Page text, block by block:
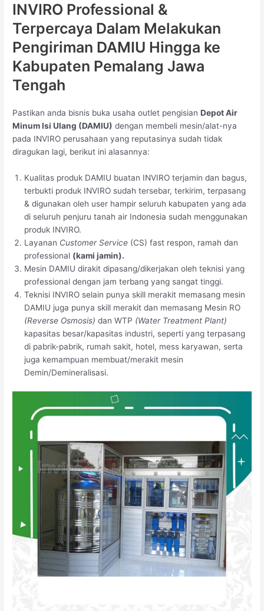
INVIRO Professional &
Terpercaya Dalam Melakukan
Pengiriman DAMIU Hingga ke
Kabupaten Pemalang Jawa
Tengah
Pastikan anda bisnis buka usaha outlet pengisianDepot Air
Minum Isi Ulang (DAMIU) dengan membeli mesin/alat-nya
pada INVIRO perusahaan yang reputasinya sudah tidak
diragukan lagi, berikut ini alasannya:
Kualitas produk DAMIU buatan INVIRO terjamin dan bagus,
terbukti produk INVIRO sudah tersebar, terkirim, terpasang
& digunakan oleh user hampir seluruh kabupaten yang ada
di seluruh penjuru tanah air Indonesia sudah menggunakan
produk INVIRO.
Layanan Customer Service (CS) fast respon, ramah dan
professional (kami jamin).
Mesin DAMIU dirakit dipasang/dikerjakan oleh teknisi yang
professional dengan jam terbang yang sangat tinggi.
Teknisi INVIRO selain punya skill merakit memasang mesin
DAMIU juga punya skill merakit dan memasang Mesin RO
(Reverse Osmosis) dan WTP (Water Treatment Plant)
kapasitas besar/kapasitas industri, seperti yang terpasang
di pabrik-pabrik, rumah sakit, hotel, mess karyawan, serta
juga kemampuan membuat/merakit mesin
Demin/Demineralisasi.